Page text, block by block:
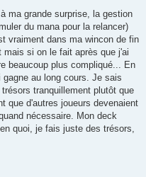
ma grande surprise, la gestion
du mana pour la relancer)
vraiment dans ma wincon de fin
si on le fait après que j'ai
beaucoup plus compliqué... En
au long cours. Je sais
tranquillement plutôt que
que d'autres joueurs devenaient
nécessaire. Mon deck
quoi, je fais juste des trésors,